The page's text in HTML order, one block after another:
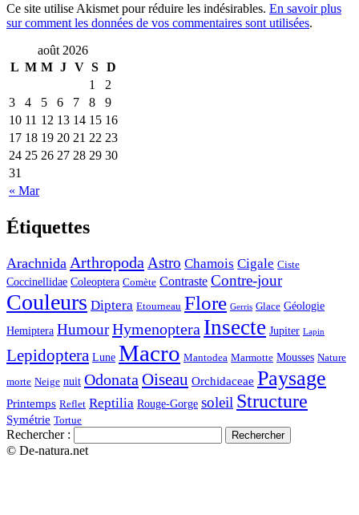
Ce site utilise Akismet pour réduire les indésirables. En savoir plus
sur comment les données de vos commentaires sont utilisées.
août 2026
L M M J V S D
« Mar
1
2
3
4 5 6 7 8
9
10 11 12 13 14 15 16
17 18 19 20 21 22 23
24 25 26 27 28 29 30
31
Étiquettes
Arachnida ArthropodaAstro Chamois Cigale Ciste
Coccinellidae Coleoptera Comète Contraste Contre-jour
Couleurs Diptera Etourneau Flore Gerris Glace Géologie
Hemiptera HumourHymenoptera Insecte Jupiter Lapin
Lepidoptera Lune Macro Mantodea Marmotte Mousses Nature
morte Neige nuit OdonataOiseau Orchidaceae Paysage
Printemps Reflet Reptilia Rouge-Gorge soleil Structure
Symétrie Tortue
Rechercher :
© De-natura.net